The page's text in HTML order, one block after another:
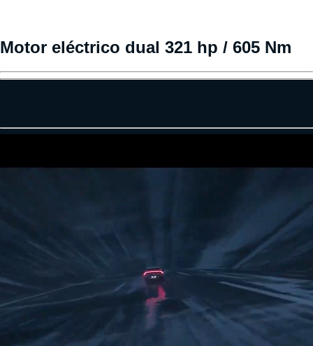
Motor eléctrico dual 321 hp / 605 Nm